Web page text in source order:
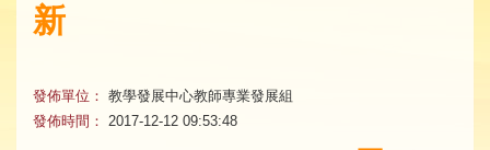
新
發佈單位： 教學發展中心教師專業發展組
發佈時間：
2017-12-12 09:53:48